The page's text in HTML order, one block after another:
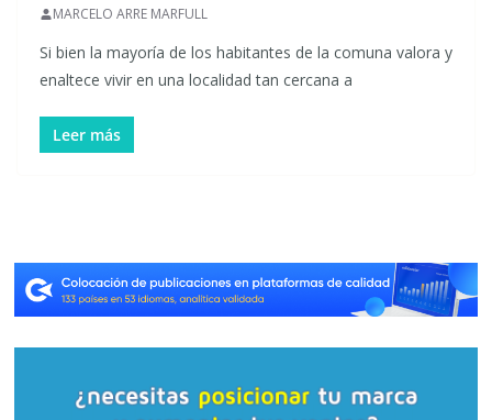
MARCELO ARRE MARFULL
Si bien la mayoría de los habitantes de la comuna valora y
enaltece vivir en una localidad tan cercana a
Leer más